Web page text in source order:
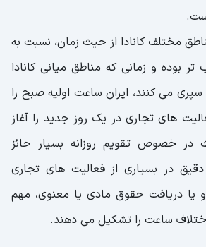
مختلف کانادا از حیث زمان، نسبت به
بوده و زمانی که مناطق میانی کانادا
سپری می کنند، ایران ساعت اولیه صبح را
های تجاری در یک روز جدید را آغاز
خصوص تقویم روزانه بسیار حائز
در بسیاری از فعالیت های تجاری
یا دریافت حقوق مادی یا معنوی، مهم
ساعت را تشکیل می دهند.